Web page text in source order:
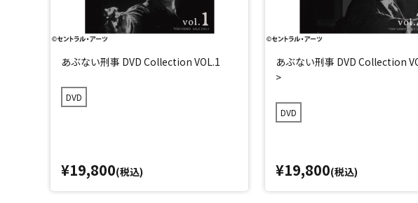
あぶない刑事 DVD Collection VOL.1
DVD
¥19,800(税込)
あぶない刑事 DVD Collection
>
DVD
¥19,800(税込)